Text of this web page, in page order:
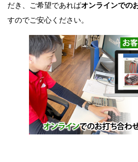
だき、ご希望であればオンラインでの
すのでご安心ください。